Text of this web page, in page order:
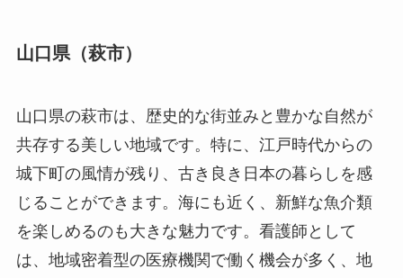
山口県（萩市）
山口県の萩市は、歴史的な街並みと豊かな自然が
共存する美しい地域です。特に、江戸時代からの
城下町の風情が残り、古き良き日本の暮らしを感
じることができます。海にも近く、新鮮な魚介類
を楽しめるのも大きな魅力です。看護師として
は、地域密着型の医療機関で働く機会が多く、地